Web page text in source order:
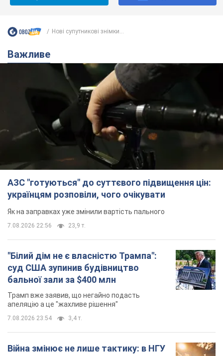
Нові супутникові знімки...
Важливе
АЗС "готуються" до суттєвого підвищення цін:
українцям розповіли, чого очікувати
Як на заправках уже змінили вартість пального
7.08.2026 22:56 23,9 т.
"Білий дім не є власністю Трампа":
суд США зупинив будівництво
бальної зали за $400 млн
Трамп вже заявив, що негайно подасть
апеляцію а це "жахливе рішення"
7.08.2026 23:54 3,4 т.
Війна змінює не лише тактику: в НГУ